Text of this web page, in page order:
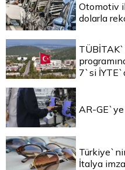
Otomotiv
dolarla
7`si
AR-
İtalya